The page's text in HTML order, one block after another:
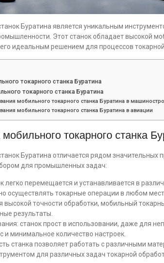
Буратина является уникальным
Этот станок обладает высокой
идеальным решением для процессов
токарного станка Буратина
токарного станка Буратина
мобильного токарного станка Буратина в
мобильного токарного станка Буратина в авиации
токарного станка
Буратина отличается рядом значительных
для промышленных задач:
легко перемещается и устанавливается в
осуществлять токарные операции в любом
высокой точности обработки, мобильный
результаты.
станок прост в использовании, даже для
и минимальное количество настроек.
станка позволяет работать с различными
для различных задач токарной